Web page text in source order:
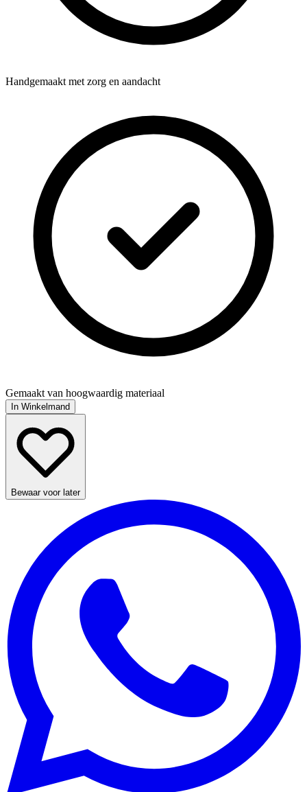
Handgemaakt met zorg en aandacht
Gemaakt van hoogwaardig materiaal
In Winkelmand
Bewaar voor later